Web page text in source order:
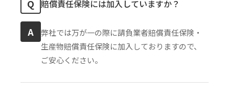
Q 賠償責任保険には加入していますか？
A
弊社では万が一の際に請負業者賠償責任保険・
生産物賠償責任保険に加入しておりますので、
ご安心ください。